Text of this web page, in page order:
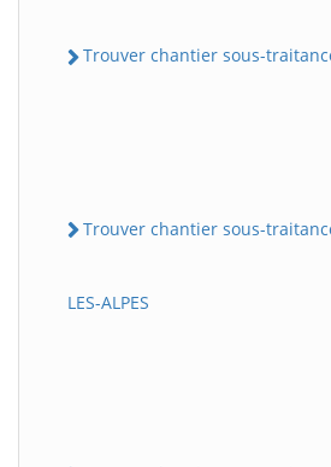
Trouver chantier sous-
Trouver chantier sous-
LES-ALPES